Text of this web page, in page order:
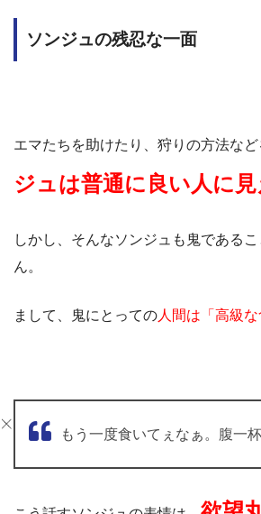
ソンジュの残忍な一面
エマたちを助けたり、狩りの方法な
ジュは普通に良い人に
しかし、そんなソンジュも鬼である
ん。
まして、鬼にとっての人間は「高級な
もう一度食いてぇなぁ。腹一